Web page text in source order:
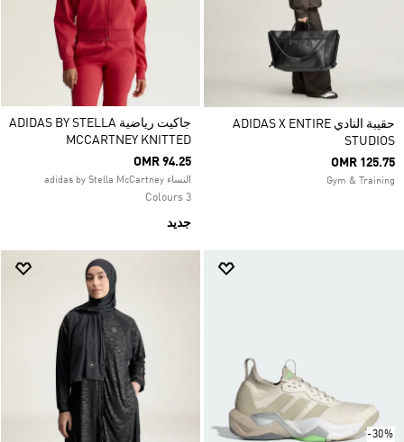
حقيبة النادي ADIDAS X ENTIRE
STUDIOS
OMR 125.75
Gym & Training
جاكيت رياضية ADIDAS BY STELLA
MCCARTNEY KNITTED
OMR 94.25
النساء adidas by Stella McCartney
3 Colours
جديد
-30%